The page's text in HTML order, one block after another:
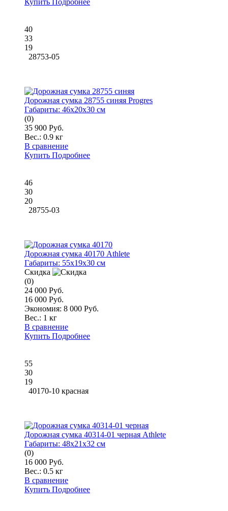
40
33
19
28753-05
Дорожная сумка 28755 синяя Progres
Габариты: 46x20x30 см
(0)
35 900 Руб.
Вес.: 0.9 кг
В сравнение
Купить Подробнее
46
30
20
28755-03
Дорожная сумка 40170 Athlete
Габариты: 55x19x30 см
Скидка
(0)
24 000 Руб.
16 000 Руб.
Экономия: 8 000 Руб.
Вес.: 1 кг
В сравнение
Купить Подробнее
55
30
19
40170-10 красная
Дорожная сумка 40314-01 черная Athlete
Габариты: 48x21x32 см
(0)
16 000 Руб.
Вес.: 0.5 кг
В сравнение
Купить Подробнее